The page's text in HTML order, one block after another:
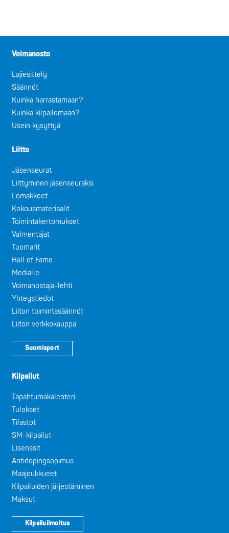
Voimanosto
Lajiesittely
Säännöt
Kuinka harrastamaan?
Kuinka kilpailemaan?
Usein kysyttyä
Liitto
Jäsenseurat
Liittyminen jäsenseuraksi
Lomakkeet
Kokousmateriaalit
Toimintakertomukset
Valmentajat
Tuomarit
Hall of Fame
Medialle
Voimanostaja-lehti
Yhteystiedot
Liiton toimintasäännöt
Liiton verkkokauppa
Suomisport
Kilpailut
Tapahtumakalenteri
Tulokset
Tilastot
SM-kilpailut
Lisenssit
Antidopingsopimus
Maajoukkueet
Kilpailuiden järjestäminen
Maksut
Kilpailuilmoitus